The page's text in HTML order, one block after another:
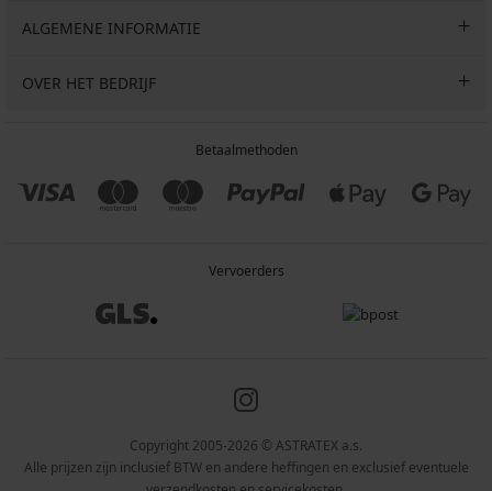
ALGEMENE INFORMATIE
OVER HET BEDRIJF
Betaalmethoden
Vervoerders
Copyright 2005-2026 © ASTRATEX a.s.
Alle prijzen zijn inclusief BTW en andere heffingen en exclusief eventuele